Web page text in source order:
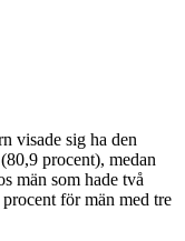
visade sig ha den
procent), medan
män som hade två
för män med tre